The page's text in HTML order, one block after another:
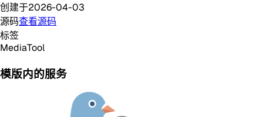
创建于2026-04-03
源码查看源码
标签
MediaTool
模版内的服务